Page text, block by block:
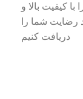
کیفیت بالا و
رضایت شما را
دریافت کنیم